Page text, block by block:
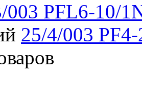
003 PFL6-10/
25/4/003